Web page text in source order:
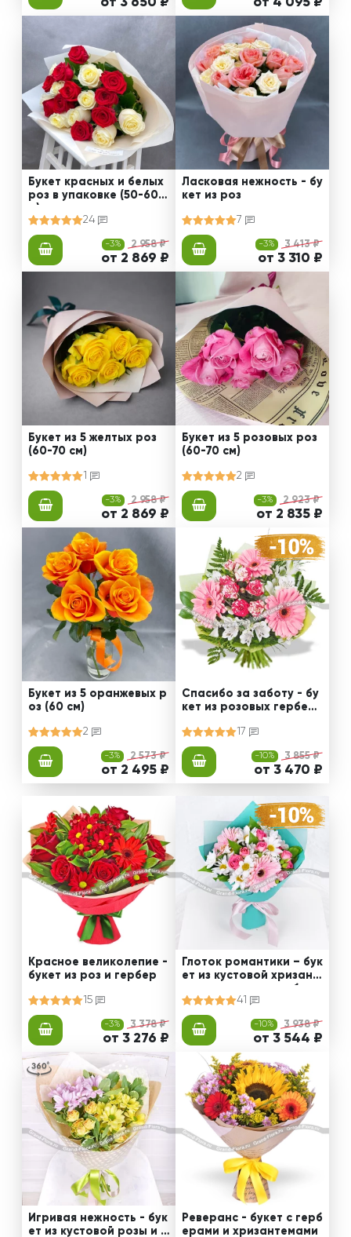
Букет красных и белых
роз в упаковке (50-60 с
24
-3% 2 958 ₽
от 2 869 ₽
Ласковая нежность - бу
кет из роз
7
-3% 3 413 ₽
от 3 310 ₽
Букет из 5 желтых роз
(60-70 см)
1
-3% 2 958 ₽
от 2 869 ₽
Букет из 5 розовых роз
(60-70 см)
2
-3% 2 923 ₽
от 2 835 ₽
Букет из 5 оранжевых р
оз (60 см)
2
-3% 2 573 ₽
от 2 495 ₽
Спасибо за заботу - бу
кет из розовых гербер
17
-10% 3 855 ₽
от 3 470 ₽
Красное великолепие -
букет из роз и гербер
15
-3% 3 378 ₽
от 3 276 ₽
Глоток романтики – бук
ет из кустовой хризант
41
-10% 3 938 ₽
от 3 544 ₽
Игривая нежность - бук
ет из кустовой розы и х
Реверанс - букет с герб
ерами и хризантемами